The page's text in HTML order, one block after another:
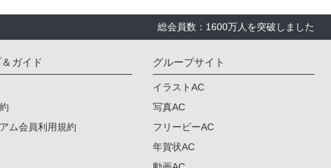
総会員数：1600万人を突破しました
ガイド
ム会員利用規約
グループサイト
イラストAC
写真AC
フリービーAC
年賀状AC